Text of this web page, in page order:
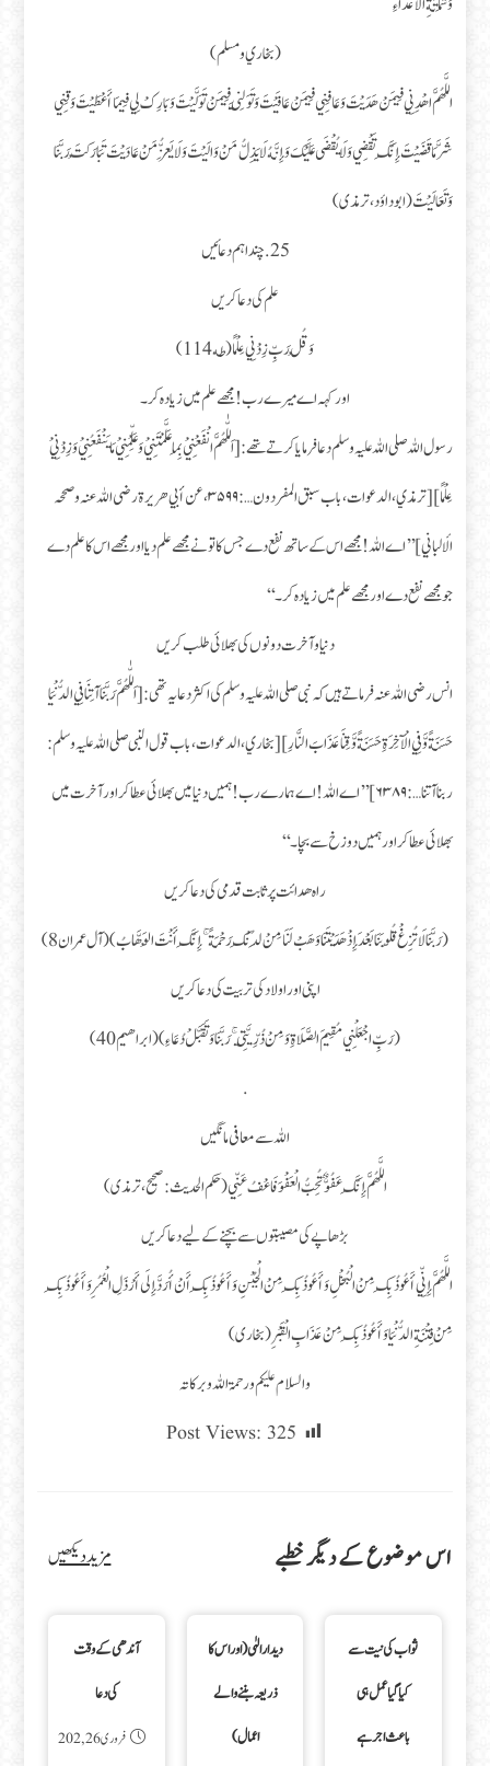
(بخاري و مسلم)
اللَّهُمَّ اهْدِنِي فِيمَنْ هَدَيْتَ وَعَافِنِي فِيمَنْ عَافَيْتَ وَتَوَلَّنِي فِيمَنْ تَوَلَّيْتَ وَبَارِكْ لِي فِيمَا أَعْطَيْتَ وَقِنِي
شَرَّ مَا قَضَيْتَ إِنَّكَ تَقْضِي وَلَا يُقْضَى عَلَيْكَ وَإِنَّهُ لَا يَذِلُّ مَنْ وَالَيْتَ وَلَا يَعِزُّ مَنْ عَادَيْتَ تَبَارَكْتَ رَبَّنَا
وَتَعَالَيْتَ (ابو داؤد، ترمذی)
25. چند اہم دعائیں
علم کی دعا کریں
وَقُلْ رَبِّ زِدْنِي عِلْمًا (طه 114)
اور کہہ اے میرے رب! مجھے علم میں زیادہ کر۔
رسول اللہ صلی اللہ علیہ وسلم دعا فرمایا کرتے تھے : [ اَللّٰهُمَّ انْفَعْنِيْ بِمَا عَلَّمْتَنِيْ وَ عَلِّمْنِيْ مَا يَنْفَعُنِيْ وَ زِدْنِيْ
عِلْمًا ] [ ترمذي، الدعوات، باب سبق المفردون … : ۳۵۹۹، عن أبي ھریرۃ رضی اللہ عنہ و صححہ
الألباني ] ’’اے اللہ ! مجھے اس کے ساتھ نفع دے جس کا تو نے مجھے علم دیا اور مجھے اس کا علم دے
جو مجھے نفع دے اور مجھے علم میں زیادہ کر۔‘‘
دنیا و آخرت دونوں کی بھلائی طلب کریں
انس رضی اللہ عنہ فرماتے ہیں کہ نبی صلی اللہ علیہ وسلم کی اکثر دعا یہ تھی : [ اَللّٰهُمَّ رَبَّنَا آتِنَا فِي الدُّنْيَا
حَسَنَةً وَّ فِي الْآخِرَةِ حَسَنَةً وَّقِنَا عَذَابَ النَّارِ ] [ بخاري، الدعوات، باب قول النبی صلی اللہ علیہ وسلم :
ربنا آتنا… : ۶۳۸۹ ] ’’اے اللہ! اے ہمارے رب! ہمیں دنیا میں بھلائی عطا کر اور آخرت میں
بھلائی عطا کر اور ہمیں دوزخ سے بچا۔‘‘
راہ ھدائت پر ثابت قدمی کی دعا کریں
(رَبَّنَا لَا تُزِغْ قُلُوبَنَا بَعْدَ إِذْ هَدَيْتَنَا وَهَبْ لَنَا مِنْ لَدُنْكَ رَحْمَةً ۚ إِنَّكَ أَنْتَ الْوَهَّابُ) (آل عمران 8)
اپنی اور اولاد کی تربیت کی دعا کریں
(رَبِّ اجْعَلْنِي مُقِيمَ الصَّلَاةِ وَمِنْ ذُرِّيَّتِي ۚ رَبَّنَا وَتَقَبَّلْ دُعَاءِ) (ابراهيم 40)
.
اللہ سے معافی مانگیں
اللَّهُمَّ إِنَّكَ عَفُوٌّ تُحِبُّ الْعَفْوَ فَاعْفُ عَنِّي (حكم الحديث: صحيح، ترمذی)
بڑھاپے کی مصیبتوں سے بچنے کے لیے دعا کریں
اللَّهُمَّ إِنِّي أَعُوذُ بِكَ مِنْ الْبُخْلِ وَأَعُوذُ بِكَ مِنْ الْجُبْنِ وَأَعُوذُ بِكَ أَنْ أُرَدَّ إِلَى أَرْذَلِ الْعُمُرِ وَأَعُوذُ بِكَ
مِنْ فِتْنَةِ الدُّنْيَا وَأَعُوذُ بِكَ مِنْ عَذَابِ الْقَبْرِ (بخاری)
والسلام علیکم ورحمۃ اللہ وبرکاتہ
Post Views: 325
اس موضوع کے دیگر خطبے مزید دیکھیں
ثواب کی نیت سے
کیا گیا عمل ہی
باعث اجر ہے
دیدارالہٰی(اور اس کا
ذریعہ بننے والے
اعمال)
آندھی کے وقت
کی دعا
فروری 26, 202